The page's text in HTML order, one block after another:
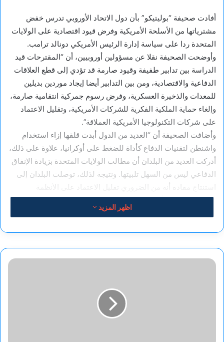
أفادت صحيفة “بوليتيكو” بأن دول الاتحاد الأوروبي تدرس خفض
مشترياتها من الأسلحة الأمريكية وفرض قيود اقتصادية على الولايات
المتحدة ردا على سياسة إدارة الرئيس الأمريكي دونالد ترامب.
وأوضحت الصحيفة نقلا عن مسؤولين أوروبيين، أن “المقترحات قيد
الدراسة بين تدابير طفيفة وقيود صارمة قد تؤدي إلى قطع العلاقات
الدفاعية والاقتصادية، ومن بين التدابير أيضا إيجاد موردين بديلين
للمعدات والذخيرة العسكرية، وفرض رسوم جمركية انتقامية صارمة،
وإلغاء حماية الملكية الفكرية للشركات الأمريكية، وتقليل الاعتماد
على شركات التكنولوجيا الأمريكية العملاقة”.
وأضافت الصحيفة أن “العديد من الدول أبدت قلقها إزاء استخدام
واشنطن لتقنيات الدفاع كأداة للضغط على أوكرانيا، علاوة على ذلك،
أدركت العديد من البلدان أن مطالب الولايات المتحدة بزيادة الإنفاق
الدفاعي ليس من السهل تلبيتها. ونتيجة لذلك، توصلت البلدان إلى
استنتاج مفاده أنه من الضروري تقليل الاعتماد على الأنظمة
الأمريكية وتطوير أنظمتها الخاصة”.
“الثقة في الولايات المتحدة اهتزت بشكل خطير، وبولندا لن تطلب
على الأرجح طلبات كبيرة جديدة لشراء معدات عسكرية أمريكية”.
وذكرت “بوليتيكو” أن “المفوضية الأوروبية ناقشت استخدام ما يسمى
بأداة مكافحة الإكراه ضد الولايات المتحدة، والتي تصفها وسائل
الإعلام بأنها “السلاح الاقتصادي الأقوى” لدى الاتحاد الأوروبي”.
اظهر المزيد
صحفية